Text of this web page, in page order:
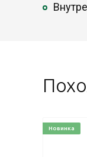
Новинка